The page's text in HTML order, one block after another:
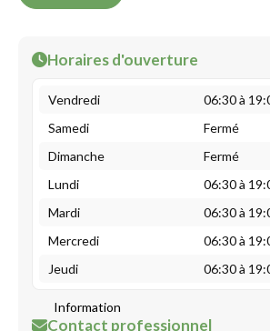
Horaires d'ouverture
Vendredi
06:30 à
Samedi
Fermé
Dimanche
Fermé
Lundi
06:30 à
Mardi
06:30 à
Mercredi
06:30 à
Jeudi
06:30 à
Information
Contact professionnel